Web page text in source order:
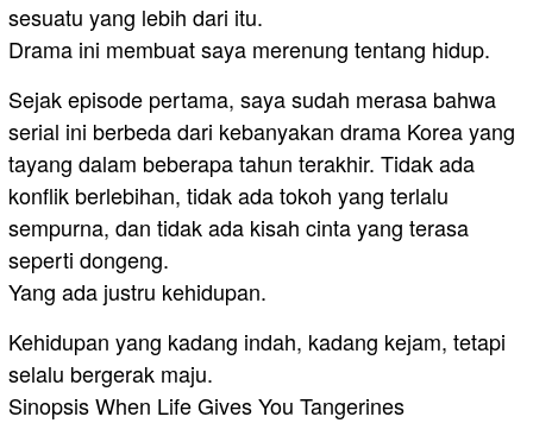
sesuatu yang lebih dari itu.
Drama ini membuat saya merenung tentang hidup.
Sejak episode pertama, saya sudah merasa bahwa
serial ini berbeda dari kebanyakan drama Korea yang
tayang dalam beberapa tahun terakhir. Tidak ada
konflik berlebihan, tidak ada tokoh yang terlalu
sempurna, dan tidak ada kisah cinta yang terasa
seperti dongeng.
Yang ada justru kehidupan.
Kehidupan yang kadang indah, kadang kejam, tetapi
selalu bergerak maju.
Sinopsis When Life Gives You Tangerines